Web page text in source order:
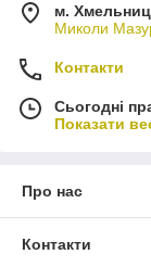
м.
Миколи
Контакти
Сьогодні
Показати
Про нас
Контакти